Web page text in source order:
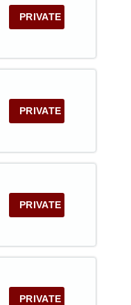
PRIVATE
PRIVATE
PRIVATE
PRIVATE